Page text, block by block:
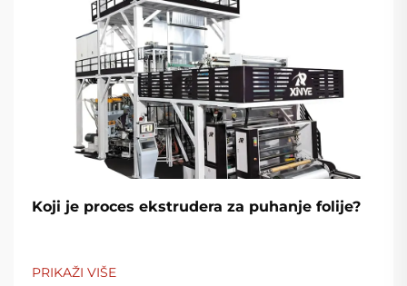
Koji je proces ekstrudera za puhanje folije?
PRIKAŽI VIŠE